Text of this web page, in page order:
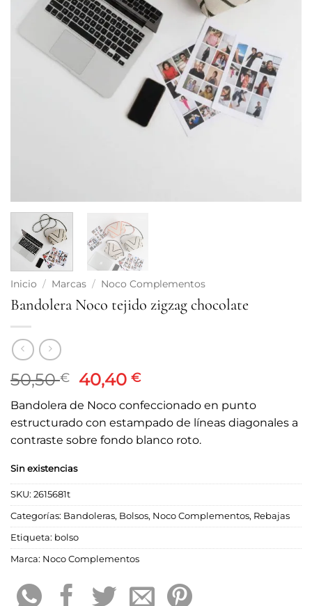
Inicio / Marcas / Noco Complementos
Bandolera Noco tejido zigzag chocolate
50,50€
El
precio
original
era:
50,50 €.
40,40€El
precio
actual
es:
40,40 €.
Bandolera de Noco confeccionado en punto
estructurado con estampado de líneas diagonales a
contraste sobre fondo blanco roto.
Sin existencias
SKU: 2615681t
Categorías: Bandoleras, Bolsos, Noco Complementos, Rebajas
Etiqueta: bolso
Marca: Noco Complementos